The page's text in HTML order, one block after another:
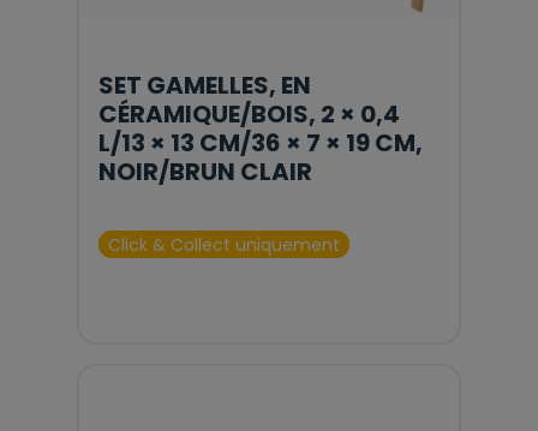
SET GAMELLES, EN
CÉRAMIQUE/BOIS, 2 × 0,4
L/13 × 13 CM/36 × 7 × 19 CM,
NOIR/BRUN CLAIR
Click & Collect uniquement